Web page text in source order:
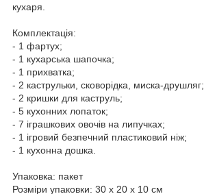
кухаря.
Комплектація:
- 1 фартух;
- 1 кухарська шапочка;
- 1 прихватка;
- 2 каструльки, сковорідка, миска-друшляг;
- 2 кришки для каструль;
- 5 кухонних лопаток;
- 7 іграшкових овочів на липучках;
- 1 ігровий безпечний пластиковий ніж;
- 1 кухонна дошка.
Упаковка: пакет
Розміри упаковки: 30 х 20 х 10 см